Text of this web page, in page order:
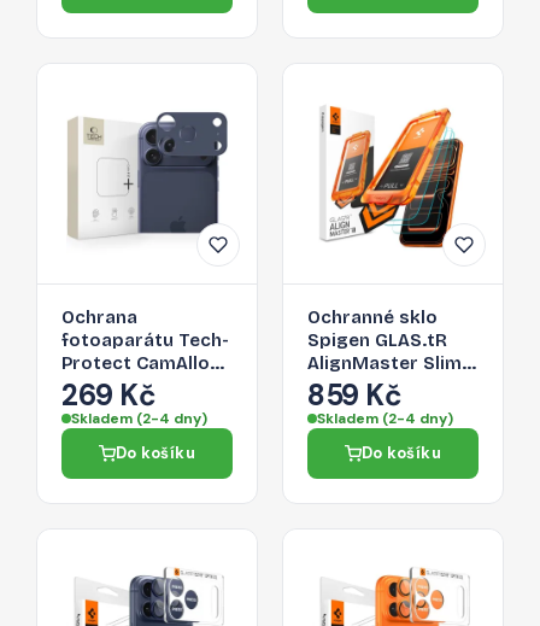
Ochrana
fotoaparátu Tech-
Protect CamAlloy
Fit+ pro iPhone 17
Pro – Deep Blue
269 Kč
Skladem (2-4 dny)
Do košíku
Ochranné sklo
Spigen GLAS.tR
AlignMaster Slim
3-Pack pro iPhone
17 Pro -
transparentní
859 Kč
Skladem (2-4 dny)
Do košíku